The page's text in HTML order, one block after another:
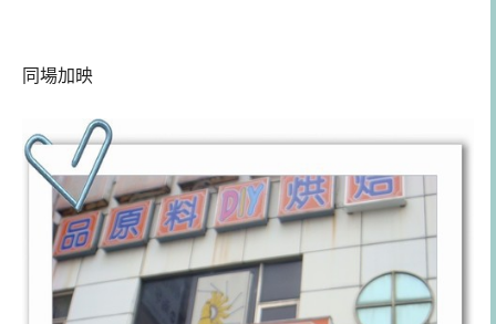
同場加映